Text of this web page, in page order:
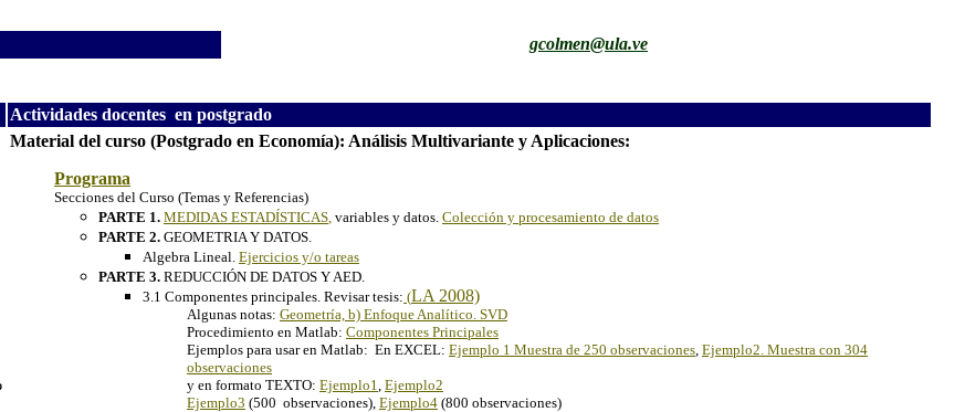
gcolmen@ula.ve
Actividades docentes en postgrado
Material del curso (Postgrado en Economía): Análisis Multivariante y Aplicaciones:
Programa
Secciones del Curso (Temas y Referencias)
PARTE 1. MEDIDAS ESTADÍSTICAS, variables y datos. Colección y procesamiento de datos
PARTE 2. GEOMETRIA Y DATOS.
Algebra Lineal. Ejercicios y/o tareas
PARTE 3. REDUCCIÓN DE DATOS Y AED.
3.1 Componentes principales. Revisar tesis: (LA 2008)
Algunas notas: Geometría, b) Enfoque Analítico. SVD
Procedimiento en Matlab: Componentes Principales
Ejemplos para usar en Matlab: En EXCEL: Ejemplo 1 Muestra de 250 observaciones, Ejemplo2. Muestra con 304
observaciones
y en formato TEXTO: Ejemplo1, Ejemplo2
Ejemplo3 (500 observaciones), Ejemplo4 (800 observaciones)